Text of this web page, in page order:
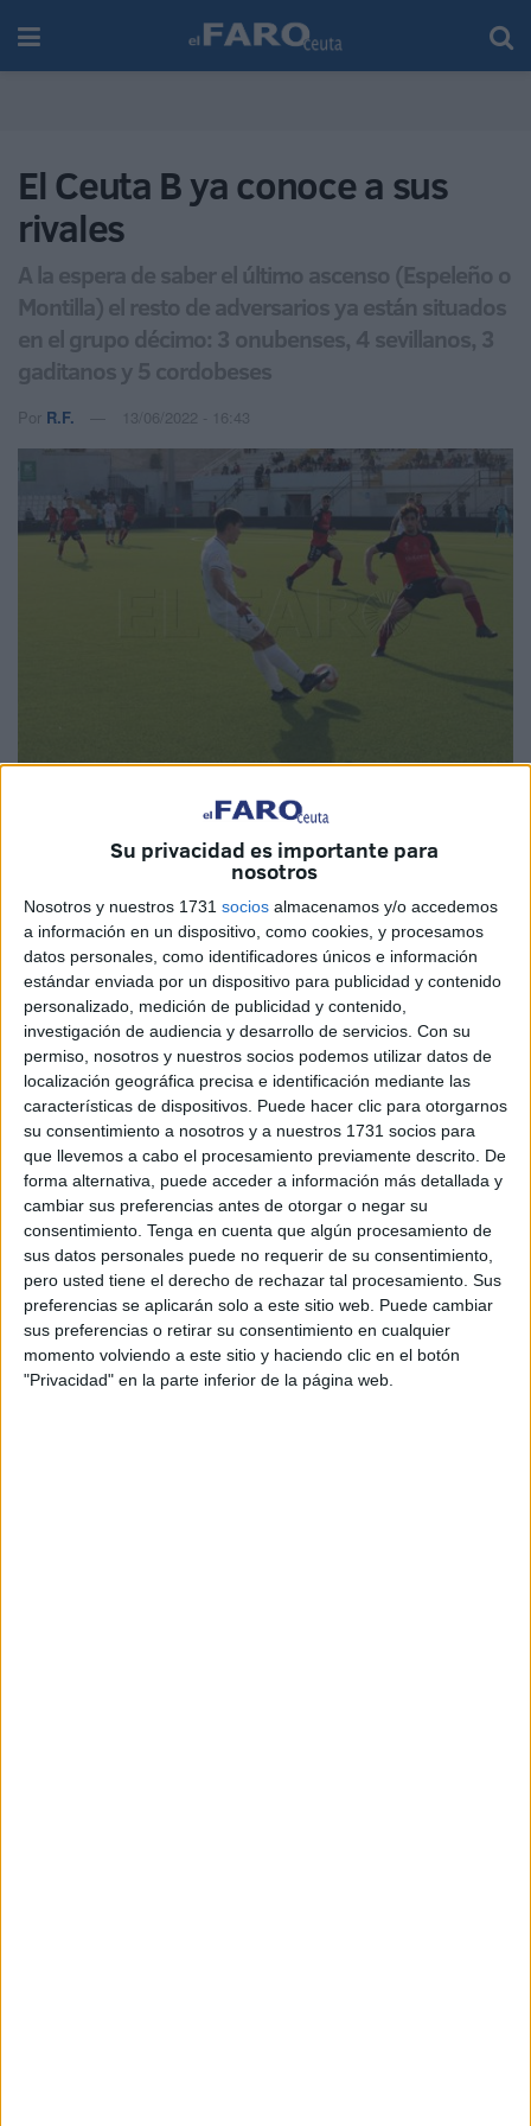
Su privacidad es importante para
nosotros
Nosotros y nuestros 1731 socios almacenamos y/o accedemos
a información en un dispositivo, como cookies, y procesamos
datos personales, como identificadores únicos e información
estándar enviada por un dispositivo para publicidad y contenido
personalizado, medición de publicidad y contenido,
investigación de audiencia y desarrollo de servicios. Con su
permiso, nosotros y nuestros socios podemos utilizar datos de
localización geográfica precisa e identificación mediante las
características de dispositivos. Puede hacer clic para otorgarnos
su consentimiento a nosotros y a nuestros 1731 socios para
que llevemos a cabo el procesamiento previamente descrito. De
forma alternativa, puede acceder a información más detallada y
cambiar sus preferencias antes de otorgar o negar su
consentimiento. Tenga en cuenta que algún procesamiento de
sus datos personales puede no requerir de su consentimiento,
pero usted tiene el derecho de rechazar tal procesamiento. Sus
preferencias se aplicarán solo a este sitio web. Puede cambiar
sus preferencias o retirar su consentimiento en cualquier
momento volviendo a este sitio y haciendo clic en el botón
"Privacidad" en la parte inferior de la página web.
El Ceuta B ya conoce a sus
rivales
A la espera de saber el último ascenso (Espeleño o
Montilla) el resto de adversarios ya están situados
en el grupo décimo: 3 onubenses, 4 sevillanos, 3
gaditanos y 5 cordobeses
Por R.F. 13/06/2022 - 16:43
El Ceuta Bya está dando sus primeros pasos para el
principio de la siguiente campaña. Con la renovación del
entrenador, Miguel Ángel Berlanga, a la que se le sumó la
del segundo entrenador, más la continuidad del portero
‘Gato’ Romero y Elías, ahora se le une el contrato del
entrenadorde porteros, Reda Abdelkader.
El grupo de técnicos seguirán una temporada más, con el
objetivo de mantener la línea de trabajo de la campaña
anterior e intentar mejorar los resultados. La pasada
temporada lograron la permanencia sin problemas y esta
campaña pretenden mejorar sus números para acabar más
arriba.
El Ceuta B seguirá con las renovaciones,pero lo que se
está también cerrando es el grupo de rivales con los que
se tendrá que enfrentar esta nueva temporada.